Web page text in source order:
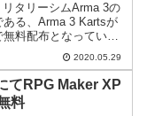
タリーシムArma 3の
ある、Arma 3 Kartsが
料配布となっていま
2020.05.29
てRPG Maker XP
料